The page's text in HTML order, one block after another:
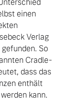
einen
Verlag
So
Cradle-
dass das
enthält
kann.